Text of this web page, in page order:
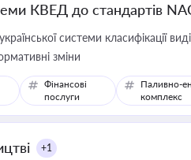
КВЕД до стандартів
системи класифікації
зміни
Фінансові
послуги
Паливно-
комплекс
+1